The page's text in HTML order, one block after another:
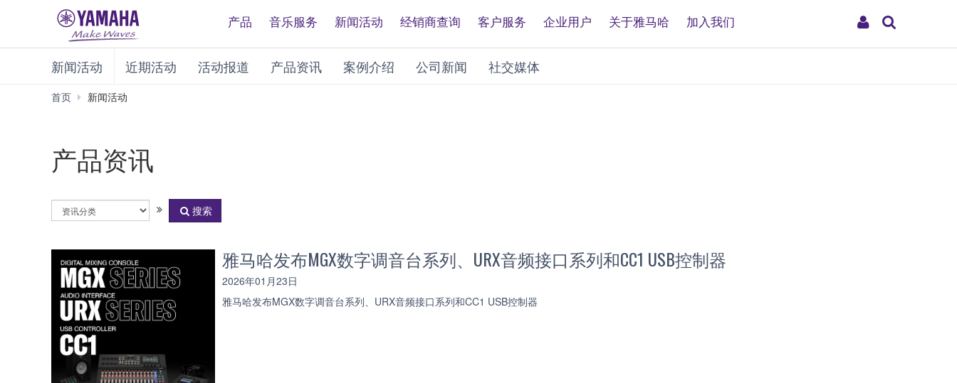
My
产品 音乐服务 新闻活动 经销商查询 客户服务 企业用户 关于雅马哈 加入我们
新闻活动 近期活动 活动报道 产品资讯 案例介绍 公司新闻 社交媒体
首页 新闻活动
产品资讯
择
讯
搜索
雅马哈发布MGX数字调音台系列、URX音频接口系列和CC1 USB控制器
2026年01月23日
雅马哈发布MGX数字调音台系列、URX音频接口系列和CC1 USB控制器